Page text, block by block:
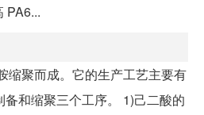
PA6...
缩聚而成。它的生产工艺主要有
和缩聚三个工序。 1)己二酸的